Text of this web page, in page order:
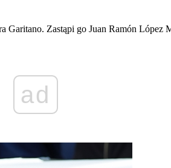
Zastąpi go Juan Ramón López
ad